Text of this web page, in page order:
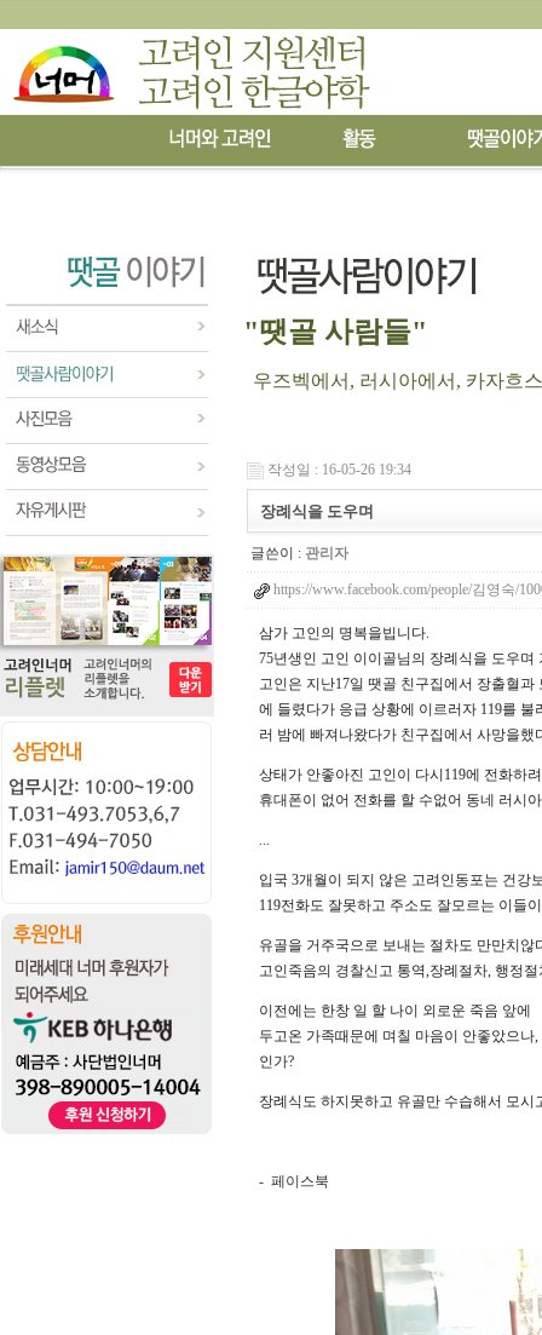
"땟골 사람들"
우즈벡에서, 러시아에서, 카자흐스
작성일 : 16-05-26 19:34
장례식을 도우며
글쓴이 : 관리자
https://www.facebook.com/people/김영숙/
삼가 고인의 명복을빕니다.
75년생인 고인 이이골님의 장례식을 도우
고인은 지난17일 땟골 친구집에서 장출혈
에 들렸다가 응급 상황에 이르러자 119를
러 밤에 빠져나왔다가 친구집에서 사망을했
상태가 안좋아진 고인이 다시119에 전화하
휴대폰이 없어 전화를 할 수없어 동네 러시
...
입국 3개월이 되지 않은 고려인동포는 건강
119전화도 잘못하고 주소도 잘모르는 이들
유골을 거주국으로 보내는 절차도 만만치않
고인죽음의 경찰신고 통역,장례절차, 행정
이전에는 한창 일 할 나이 외로운 죽음 앞에
두고온 가족때문에 며칠 마음이 안좋았으
인가?
장례식도 하지못하고 유골만 수습해서 모
- 페이스북